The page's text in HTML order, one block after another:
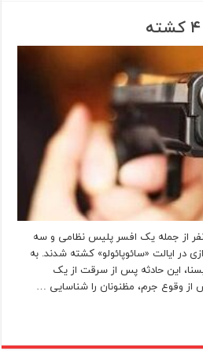
نفر از جمله یک افسر پلیس نظامی و سه
در ایالت «سائوپائولو» کشته شدند. به
این حادثه پس از سرقت از یک
از وقوع جرم، مظنونان را شناسایی …